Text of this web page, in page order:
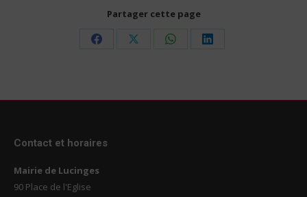
Partager cette page
Share
Share
Share
Share
Contact et horaires
Mairie de Lucinges
90 Place de l'Eglise